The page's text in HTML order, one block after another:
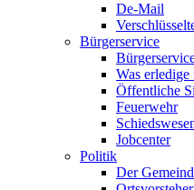
De-Mail
Bürgerservice
Was
Öffentliche
Feuerwehr
Jobcenter
Politik
Der